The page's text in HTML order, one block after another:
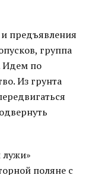
предъявления
группа
Идем по
Из грунта
лужи»
поляне с